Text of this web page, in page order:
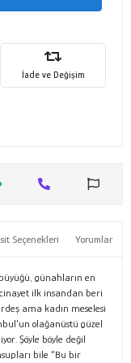
İade ve Değişim
Seçenekleri Yorumlar
günahların en
ilk insandan beri
ama kadın meselesi
olağanüstü güzel
Şöyle böyle değil
bile “Bu bir